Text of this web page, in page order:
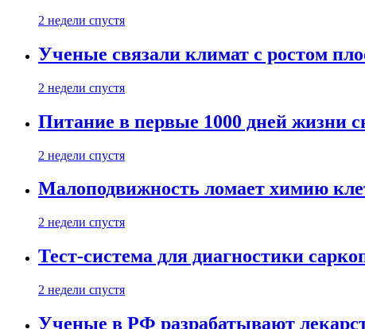
2 недели спустя
Ученые связали климат с ростом
2 недели спустя
Питание в первые 1000 дней жизни
2 недели спустя
Малоподвижность ломает химию
2 недели спустя
Тест-система для диагностики
2 недели спустя
Ученые в РФ разрабатывают